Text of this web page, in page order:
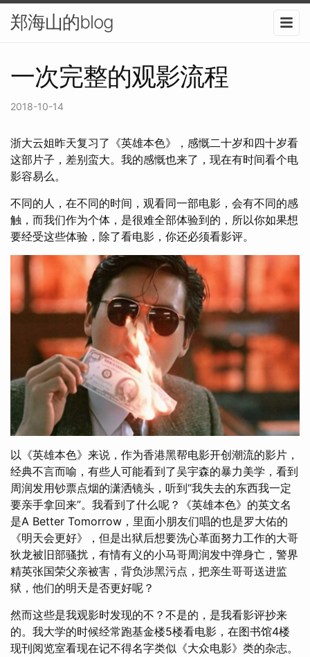
郑海山的blog
一次完整的观影流程
2018-10-14
浙大云姐昨天复习了《英雄本色》，感慨二十岁和四十岁看
这部片子，差别蛮大。我的感慨也来了，现在有时间看个电
影容易么。
不同的人，在不同的时间，观看同一部电影，会有不同的感
触，而我们作为个体，是很难全部体验到的，所以你如果想
要经受这些体验，除了看电影，你还必须看影评。
以《英雄本色》来说，作为香港黑帮电影开创潮流的影片，
经典不言而喻，有些人可能看到了吴宇森的暴力美学，看到
周润发用钞票点烟的潇洒镜头，听到“我失去的东西我一定
要亲手拿回来”。我看到了什么呢？《英雄本色》的英文名
是A Better Tomorrow，里面小朋友们唱的也是罗大佑的
《明天会更好》，但是出狱后想要洗心革面努力工作的大哥
狄龙被旧部骚扰，有情有义的小马哥周润发中弹身亡，警界
精英张国荣父亲被害，背负涉黑污点，把亲生哥哥送进监
狱，他们的明天是否更好呢？
然而这些是我观影时发现的不？不是的，是我看影评抄来
的。我大学的时候经常跑基金楼5楼看电影，在图书馆4楼
现刊阅览室看现在记不得名字类似《大众电影》类的杂志。